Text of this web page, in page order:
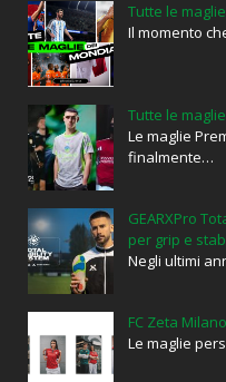
Tutte le
Il momento
Tutte le
Le maglie
finalmente…
GEARXPro
per grip e
Negli ultimi
FC Zeta
Le maglie